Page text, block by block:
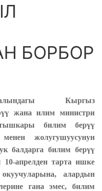
БОРБОР
Кыргыз
жана илим министри
билим берүү
жолугушуусунун
балдарга билим берүү
10-апрелден тарта ишке
алардын
гана эмес, билим